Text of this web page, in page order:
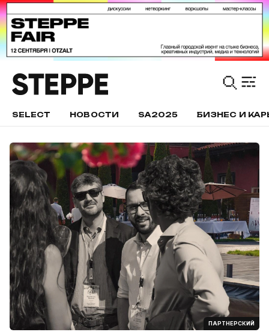
SELECT НОВОСТИ SA2025 БИЗНЕС И
ПАРТНЕРСКИЙ